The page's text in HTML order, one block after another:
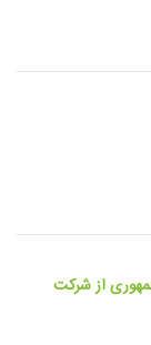
از شرکت